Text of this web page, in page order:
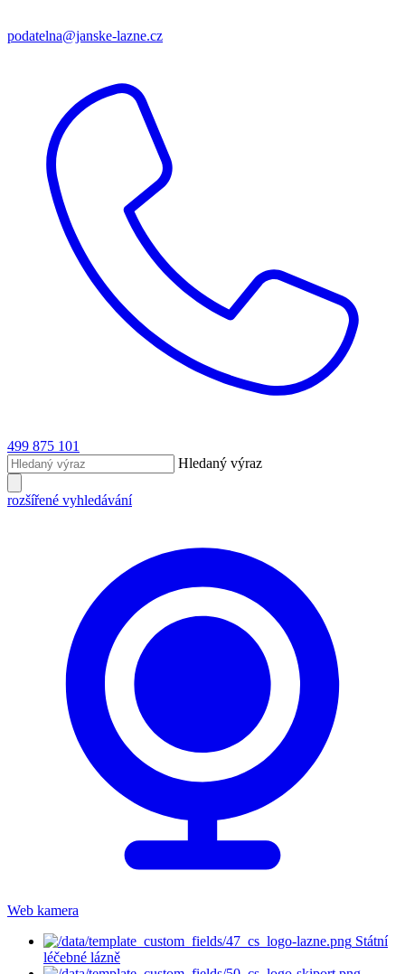
podatelna@janske-lazne.cz
499 875 101
Hledaný výraz
rozšířené vyhledávání
Web kamera
Státní
léčebné lázně